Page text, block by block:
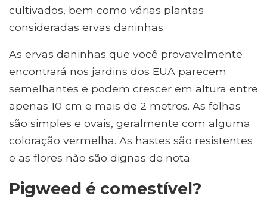
cultivados, bem como várias plantas
consideradas ervas daninhas.
As ervas daninhas que você provavelmente
encontrará nos jardins dos EUA parecem
semelhantes e podem crescer em altura entre
apenas 10 cm e mais de 2 metros. As folhas
são simples e ovais, geralmente com alguma
coloração vermelha. As hastes são resistentes
e as flores não são dignas de nota.
Pigweed é comestível?